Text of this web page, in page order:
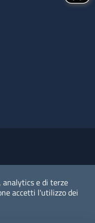
e di terze
accetti l'utilizzo dei